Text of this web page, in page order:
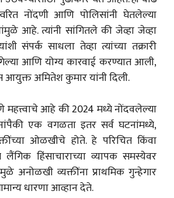
नोंदणी आणि पोलिसांनी घेतलेल्या
आहे. त्यांनी सांगितले की जेव्हा जेव्हा
संपर्क साधला तेव्हा त्यांच्या तक्रारी
आणि योग्य कारवाई करण्यात आली,
आयुक्त अमितेश कुमार यांनी दिली.
महत्त्वाचे आहे की 2024 मध्ये नोंदवलेल्या
एक वगळता इतर सर्व घटनांमध्ये,
ओळखीचे होते. हे परिचित किंवा
लैंगिक हिंसाचाराच्या व्यापक समस्येवर
अनोळखी व्यक्तींना प्राथमिक गुन्हेगार
धारणा आव्हान देते.